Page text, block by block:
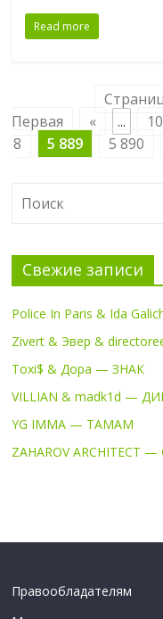
Read more
Первая
« ... 10
8
5 889 5 890
Свежие записи
Police In Paris & Ida
Zivert & Эвер &
Toxi$ & Дора — ЗНАК
VILLIAN & madk1d —
YG IMMA — TAMAM
ZAHAROV ARCHITECT
Правообладателям